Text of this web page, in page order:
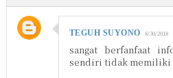
TEGUH SUYONO 8/30/2018
sangat berfanfaat
sendiri tidak memiliki